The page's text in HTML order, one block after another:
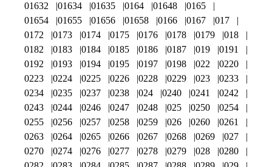
01632
01634 01635 0164 01648
0165
01654
01655 01656 01658 0166 0167
017
0172
0173 0174 0175 0176 0178 0179
018
0182
0183 0184 0185 0186 0187 019
0191
0192
0193 0194 0195 0197 0198 022
0220
0223
0224 0225 0226 0228 0229 023
0233
0234
0235 0237 0238 024 0240 0241
0242
0243
0244 0246 0247 0248 025 0250
0254
0255
0256 0257 0258 0259 026 0260
0261
0263
0264 0265 0266 0267 0268 0269
027
0270
0274 0276 0277 0278 0279 028
0280